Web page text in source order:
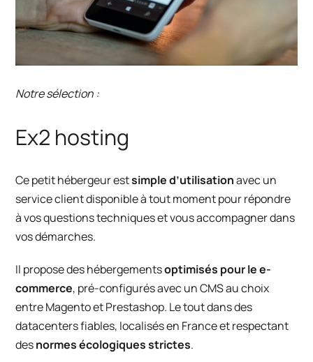
Notre sélection :
Ex2 hosting
Ce petit hébergeur estsimple d’utilisationavec un
service client disponible à tout moment pour répondre
à vos questions techniques et vous accompagner dans
vos démarches.
Il propose des hébergementsoptimisés pour le e-
commerce, pré-configurés avec un CMS au choix
entre Magento et Prestashop. Le tout dans des
datacenters fiables, localisés en France et respectant
desnormes écologiques strictes.